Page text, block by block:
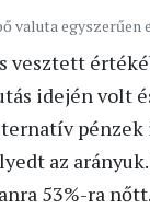
valuta egyszerűen
vesztett
idején volt
pénzek
az
53%-ra nőtt.